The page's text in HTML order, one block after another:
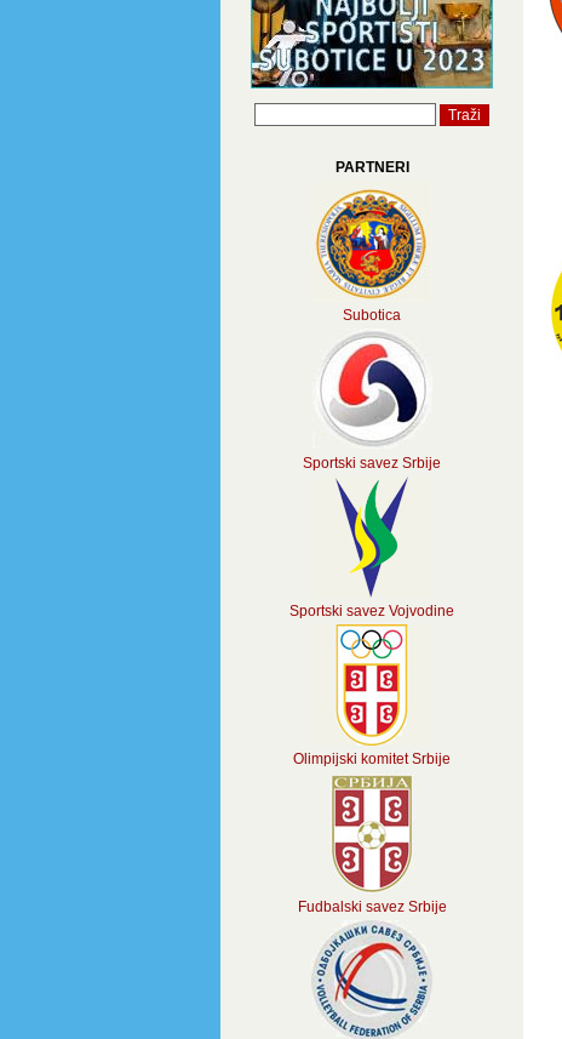
PARTNERI
Subotica
Sportski savez Srbije
Sportski savez Vojvodine
Olimpijski komitet Srbije
Fudbalski savez Srbije